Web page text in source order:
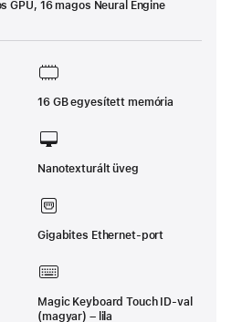
GPU, 16 magos Neural Engine
16 GB egyesített memória
Nanotexturált üveg
Gigabites Ethernet-port
Magic Keyboard Touch ID‑val
(magyar) – lila